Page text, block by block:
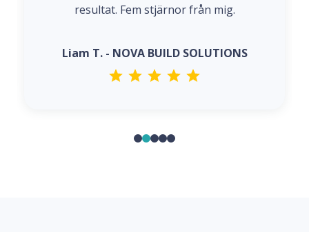
resultat. Fem stjärnor från mig.
Liam T. - NOVA BUILD SOLUTIONS